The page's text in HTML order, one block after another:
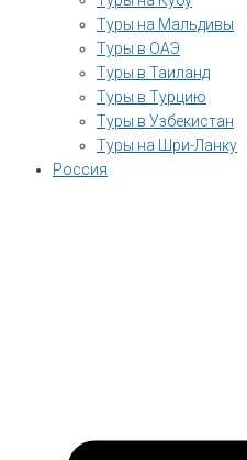
Туры на Мальдивы
Туры в ОАЭ
Туры в Таиланд
Туры в Турцию
Туры в Узбекистан
Туры на Шри-Ланку
Россия